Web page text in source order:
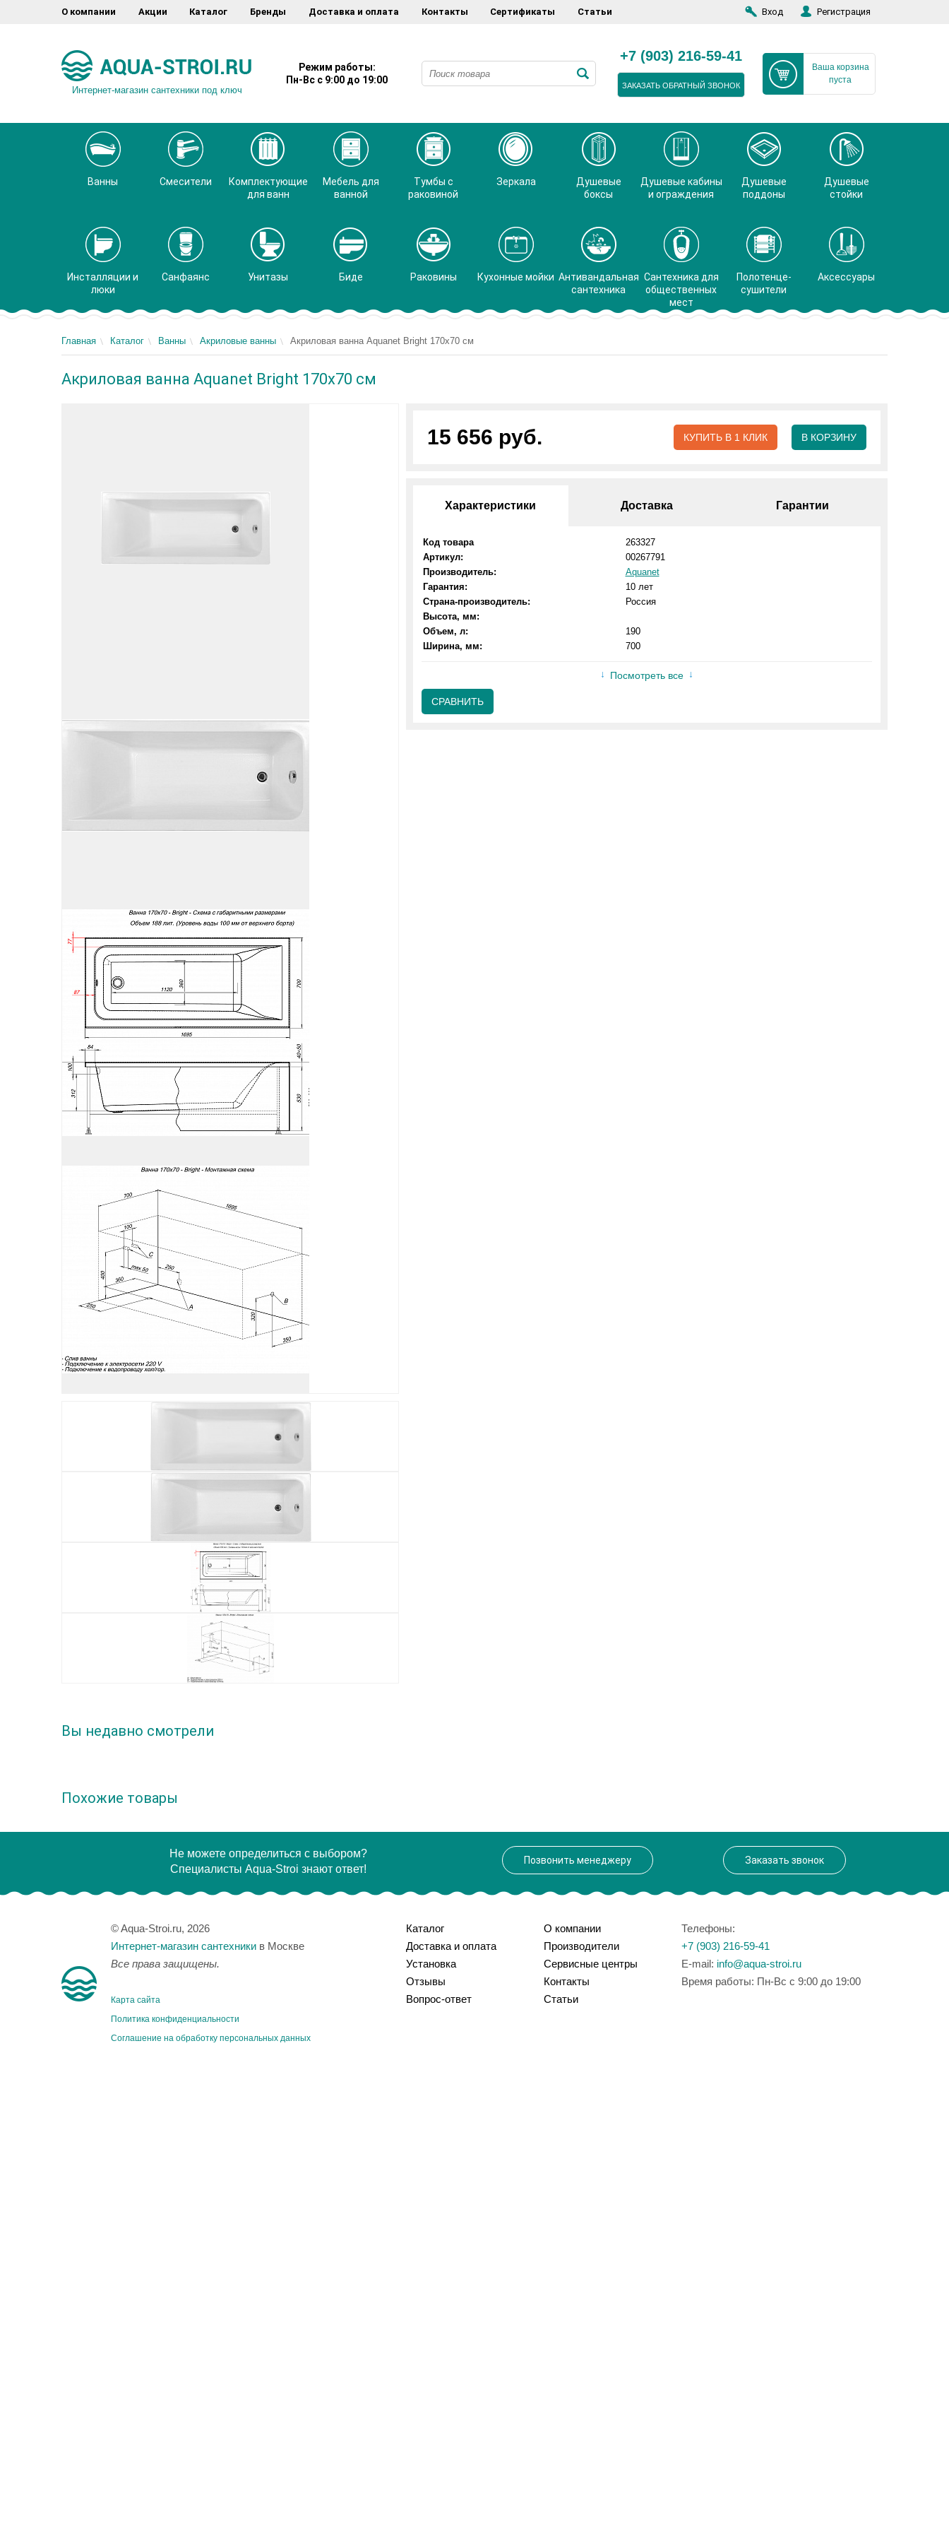
О компании Акции Каталог Бренды Доставка и оплата Контакты Сертификаты Статьи Вход Регистрация
Интернет-магазин сантехники под ключ
Режим работы:
Пн-Вс с 9:00 до 19:00
+7 (903) 216-59-41
ЗАКАЗАТЬ ОБРАТНЫЙ ЗВОНОК
Ваша корзина
пуста
Ванны Смесители
Комплектующие
для ванн
Мебель для
ванной
Тумбы с
раковиной
Зеркала
Душевые
боксы
Душевые кабины
и ограждения
Душевые
поддоны
Душевые
стойки
Инсталляции и
люки
Санфаянс Унитазы Биде Раковины Кухонные мойки Антивандальная
сантехника
Сантехника для
общественных
мест
Полотенце-
сушители
Аксессуары
Главная Каталог Ванны Акриловые ванны Акриловая ванна Aquanet Bright 170x70 см
Акриловая ванна Aquanet Bright 170x70 см
15 656 руб. КУПИТЬ В 1 КЛИК В КОРЗИНУ
Характеристики Доставка Гарантии
Код товара
263327
Артикул:
00267791
Производитель:
Aquanet
Гарантия:
10 лет
Страна-производитель:
Россия
Высота, мм:
Объем, л:
190
Ширина, мм:
700
Посмотреть все
СРАВНИТЬ
Вы недавно смотрели
Похожие товары
Не можете определиться с выбором?
Специалисты Aqua-Stroi знают ответ!
Позвонить менеджеру Заказать звонок
© Aqua-Stroi.ru, 2026
Интернет-магазин сантехники в Москве
Все права защищены.
Карта сайта
Политика конфиденциальности
Соглашение на обработку персональных данных
Каталог
Доставка и оплата
Установка
Отзывы
Вопрос-ответ
О компании
Производители
Сервисные центры
Контакты
Статьи
Телефоны:
+7 (903) 216-59-41
E-mail: info@aqua-stroi.ru
Время работы: Пн-Вс с 9:00 до 19:00